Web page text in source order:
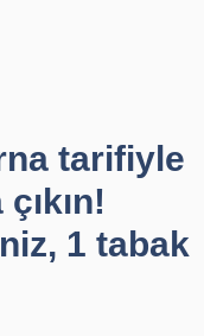
tarifiyle
1 tabak